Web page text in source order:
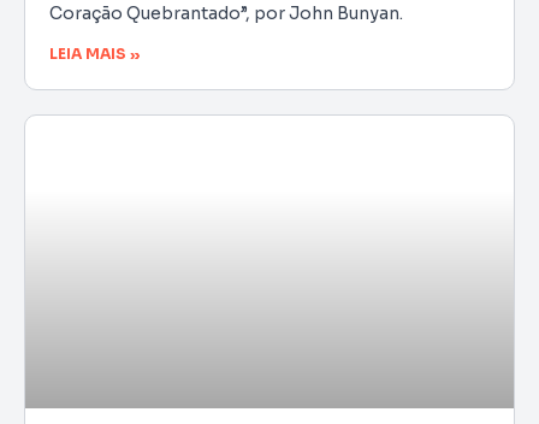
Coração Quebrantado”, por John Bunyan.
LEIA MAIS »